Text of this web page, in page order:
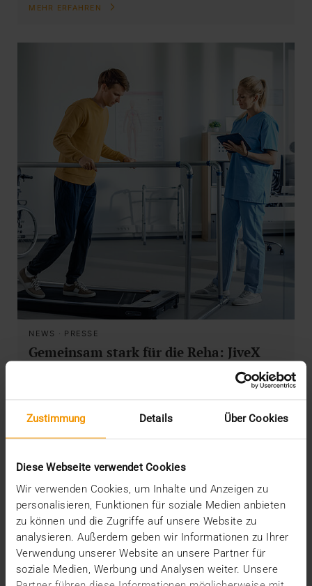
Zustimmung Details Über Cookies
Diese Webseite verwendet Cookies
Wir verwenden Cookies, um Inhalte und Anzeigen zu
personalisieren, Funktionen für soziale Medien anbieten
zu können und die Zugriffe auf unsere Website zu
analysieren. Außerdem geben wir Informationen zu Ihrer
Verwendung unserer Website an unsere Partner für
soziale Medien, Werbung und Analysen weiter. Unsere
MEHR ERFAHREN
NEWS · PRESSE
Gemeinsam stark für die Reha: JiveX
Effiziente Reha-IT mit JiveX HCM und CGM REHA:
MEHR ERFAHREN